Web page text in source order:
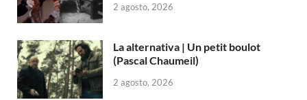
2 agosto, 2026
La alternativa | Un petit boulot
(Pascal Chaumeil)
2 agosto, 2026